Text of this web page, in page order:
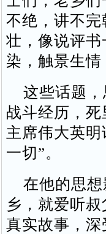
不绝，讲不
壮，像说评
染，触景生
这些话题，
战斗经历，
主席伟大英
一切”。
在他的思想
乡，就爱听
真实故事，深